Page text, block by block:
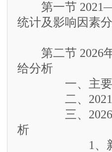
第一节
统计及影响因素
第二节 2026年
给分析
一、主要区
二、
三、2026年
析
1、新增